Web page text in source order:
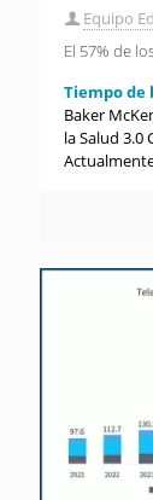
Equipo
El 57% de
Tiempo de
Baker
la Salud 3.0